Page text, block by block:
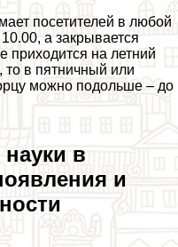
посетителей в любой
а закрывается
приходится на летний
то в пятничный или
можно подольше – до
в
и